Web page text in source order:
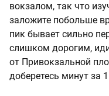
вокзалом, так что
заложите побольше
пик бывает сильно
слишком дорогим,
от Привокзальной
доберетесь минут за